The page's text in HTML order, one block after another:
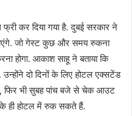
कर दिया गया है. दुबई सरकार ने
जो गेस्ट कुछ और समय रुकना
होगा. आकाश साहू ने बताया कि
उन्होंने दो दिनों के लिए होटल एक्सटेंड
फिर भी सुबह पांच बजे से चेक आउट
ही होटल में रुक सकते हैं.